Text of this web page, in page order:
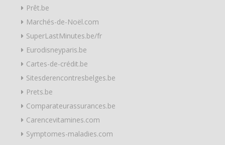
Prêt.be
Marchés-de-Noël.com
SuperLastMinutes.be/fr
Eurodisneyparis.be
Cartes-de-crédit.be
Sitesderencontresbelges.be
Prets.be
Comparateurassurances.be
Carencevitamines.com
Symptomes-maladies.com